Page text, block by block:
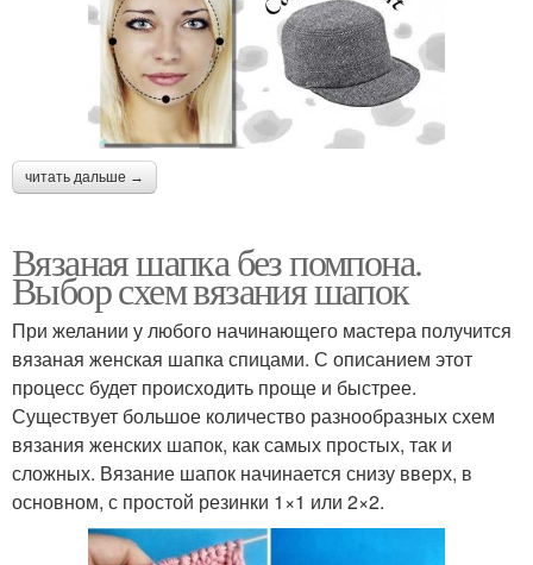
читать дальше →
Вязаная шапка без помпона.
Выбор схем вязания шапок
При желании у любого начинающего мастера получится
вязаная женская шапка спицами. С описанием этот
процесс будет происходить проще и быстрее.
Существует большое количество разнообразных схем
вязания женских шапок, как самых простых, так и
сложных. Вязание шапок начинается снизу вверх, в
основном, с простой резинки 1×1 или 2×2.